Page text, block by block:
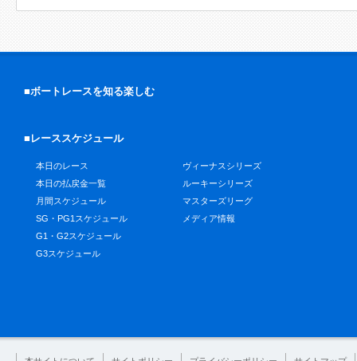
■ボートレースを知る楽しむ
■レーススケジュール
本日のレース
本日の払戻金一覧
月間スケジュール
SG・PG1スケジュール
G1・G2スケジュール
G3スケジュール
ヴィーナスシリーズ
ルーキーシリーズ
マスターズリーグ
メディア情報